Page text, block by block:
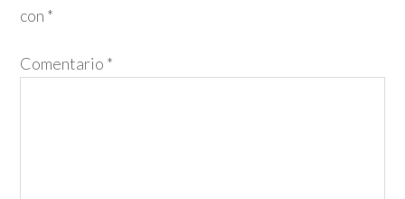
con *
Comentario *